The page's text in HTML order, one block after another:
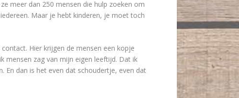
meer dan 250 mensen die hulp zoeken om
Maar je hebt kinderen, je moet toch
Hier krijgen de mensen een kopje
mensen zag van mijn eigen leeftijd. Dat ik
En dan is het even dat schoudertje, even dat